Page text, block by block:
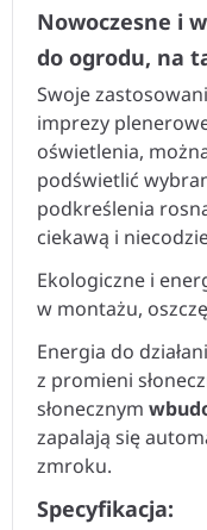
Nowoczesne i
do ogrodu, na
Swoje
imprezy
oświetlenia,
podświetlić
podkreślenia
ciekawą i
Ekologiczne i
w montażu,
Energia do
z promieni
słonecznym
zapalają się
zmroku.
Specyfikacja: